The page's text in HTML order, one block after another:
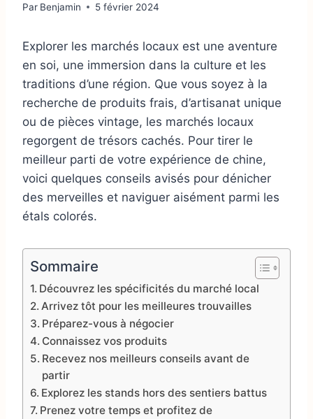
Par Benjamin 5 février 2024
Explorer les marchés locaux est une aventure
en soi, une immersion dans la culture et les
traditions d’une région. Que vous soyez à la
recherche de produits frais, d’artisanat unique
ou de pièces vintage, les marchés locaux
regorgent de trésors cachés. Pour tirer le
meilleur parti de votre expérience de chine,
voici quelques conseils avisés pour dénicher
des merveilles et naviguer aisément parmi les
étals colorés.
Sommaire
Découvrez les spécificités du marché local
Arrivez tôt pour les meilleures trouvailles
Préparez-vous à négocier
Connaissez vos produits
Recevez nos meilleurs conseils avant de
partir
Explorez les stands hors des sentiers battus
Prenez votre temps et profitez de